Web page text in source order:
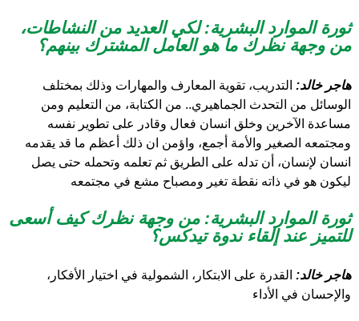
ثورة الموارد البشرية:لكي العديد من النشاطات،
من وجهة نظرك ما هو العامل المشترك بينهم؟
هاجر خالد: التدريب، تقوية المعارف والمهارات وذلك بمختلف
الوسائل من التحدث الجماهيري.. من الكتابة، من التعليم ومن
مساعدة الآخرين وخلق انسان فعال وقادر على تطوير نفسه
ومجتمعه الصغير والأمة أجمع، واؤمن ان ذلك أعظم ما قد يقدمه
انسان لإنسان، أن تدله على الطريق ثم تعلمه وتحمله حتى يصل
ليكون هو في ذاته نقطة تغير ومصباح مشع في مجتمعه
ثورة الموارد البشرية:من وجهة نظرك كيف أسعى
للتميز عند إلقاء ندوة تيدكس؟
هاجر خالد: القدرة على الابتكار، الشمولية في اختيار الأفكار،
والإحسان في الأداء